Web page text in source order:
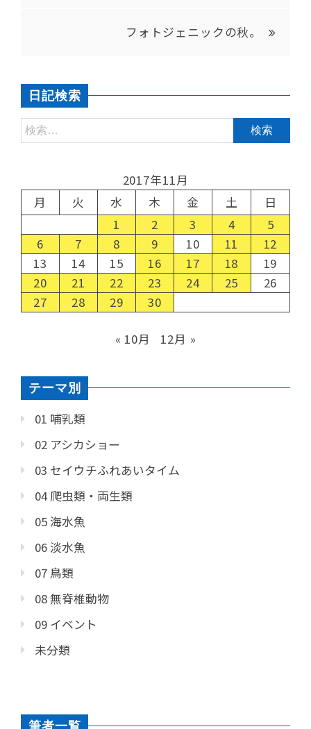
フォトジェニックの秋。
日記検索
2017年11月
月
火 水 木 金 土
日
1
2 3 4
5
6
7 8 9 10 11
12
13
14 15 16 17 18
19
20
21 22 23 24 25
26
27
28 29 30
« 10月 12月 »
テーマ別
01 哺乳類
02 アシカショー
03 セイウチふれあいタイム
04 爬虫類・両生類
05 海水魚
06 淡水魚
07 鳥類
08 無脊椎動物
09 イベント
未分類